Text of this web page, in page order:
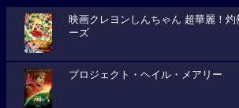
映画クレヨンしんちゃん 超華麗！
ーズ
プロジェクト・ヘイル・メアリー